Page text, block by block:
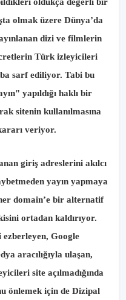
olmak üzere Dünya’da
dizi ve filmlerin
Türk izleyicileri
sarf ediliyor. Tabi bu
yapıldığı haklı bir
sitenin kullanılmasına
veriyor.
giriş adreslerini akılcı
yayın yapmaya
domain’e bir alternatif
ortadan kaldırıyor.
Google
aracılığıyla ulaşan,
site açılmadığında
önlemek için de Dizipal